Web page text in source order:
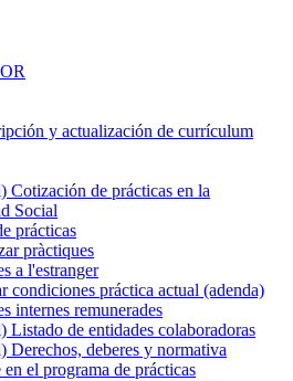
y actualización de currículum
Cotización de prácticas en la
Social
prácticas
pràctiques
a l'estranger
condiciones práctica actual (adenda)
internes remunerades
Listado de entidades colaboradoras
Derechos, deberes y normativa
en el programa de prácticas